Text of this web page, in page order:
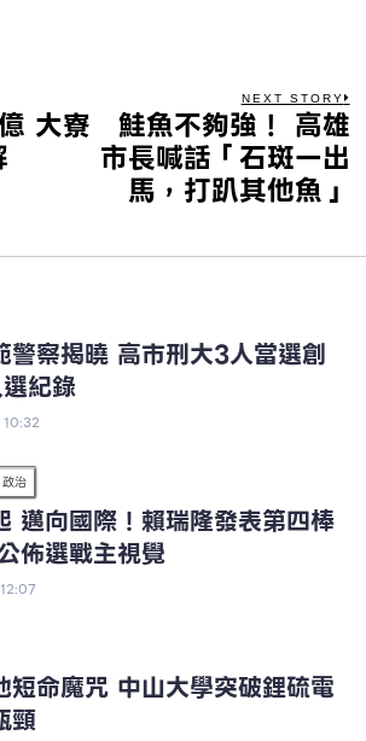
大寮
NEXT STORY
鮭魚不夠強！ 高雄
市長喊話「石斑一出
馬，打趴其他魚」
警察揭曉 高市刑大3人當選創
紀錄
政治
邁向國際！賴瑞隆發表第四棒
佈選戰主視覺
短命魔咒 中山大學突破鋰硫電
頸